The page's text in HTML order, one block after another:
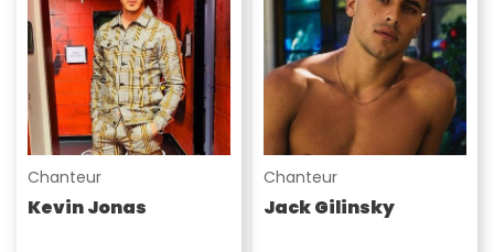
Chanteur
Kevin Jonas
Chanteur
Jack Gilinsky